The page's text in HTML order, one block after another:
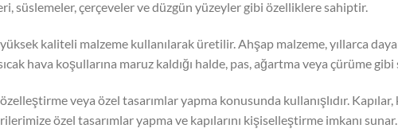
süslemeler, çerçeveler ve düzgün yüzeyler gibi özelliklere sahiptir.
yüksek kaliteli malzeme kullanılarak üretilir. Ahşap malzeme, yıllarca
hava koşullarına maruz kaldığı halde, pas, ağartma veya çürüme
veya özel tasarımlar yapma konusunda kullanışlıdır.
özel tasarımlar yapma ve kapılarını kişiselleştirme imkanı sunar.